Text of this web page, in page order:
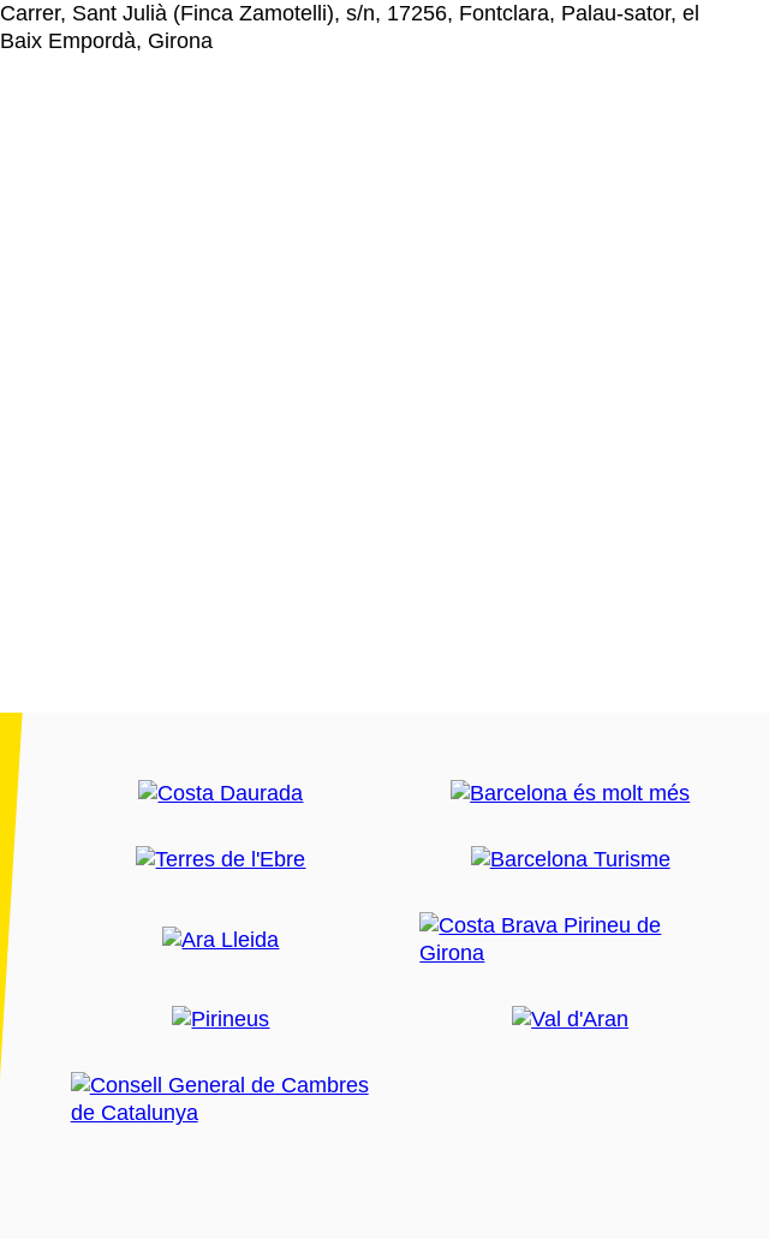
Carrer, Sant Julià (Finca Zamotelli), s/n, 17256, Fontclara, Palau-sator, el
Baix Empordà, Girona